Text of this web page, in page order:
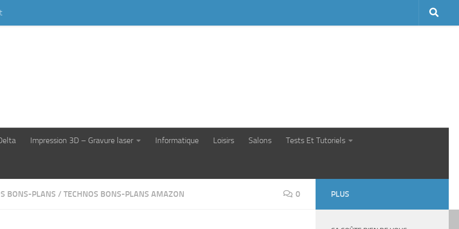
Impression 3D – Gravure laser Informatique Loisirs Salons Tests Et Tutoriels
BONS-PLANS / TECHNOS BONS-PLANS AMAZON 0 PLUS